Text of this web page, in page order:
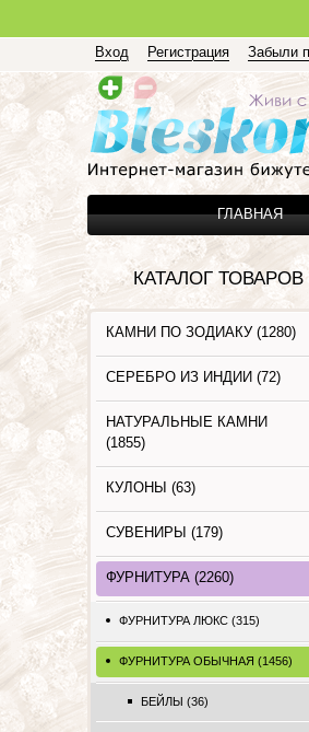
Вход Регистрация Забыли
ГЛАВНАЯ
КАТАЛОГ ТОВАРОВ
КАМНИ ПО ЗОДИАКУ (1280)
СЕРЕБРО ИЗ ИНДИИ (72)
НАТУРАЛЬНЫЕ КАМНИ
(1855)
КУЛОНЫ (63)
СУВЕНИРЫ (179)
ФУРНИТУРА (2260)
ФУРНИТУРА ЛЮКС (315)
ФУРНИТУРА ОБЫЧНАЯ (1456)
БЕЙЛЫ (36)